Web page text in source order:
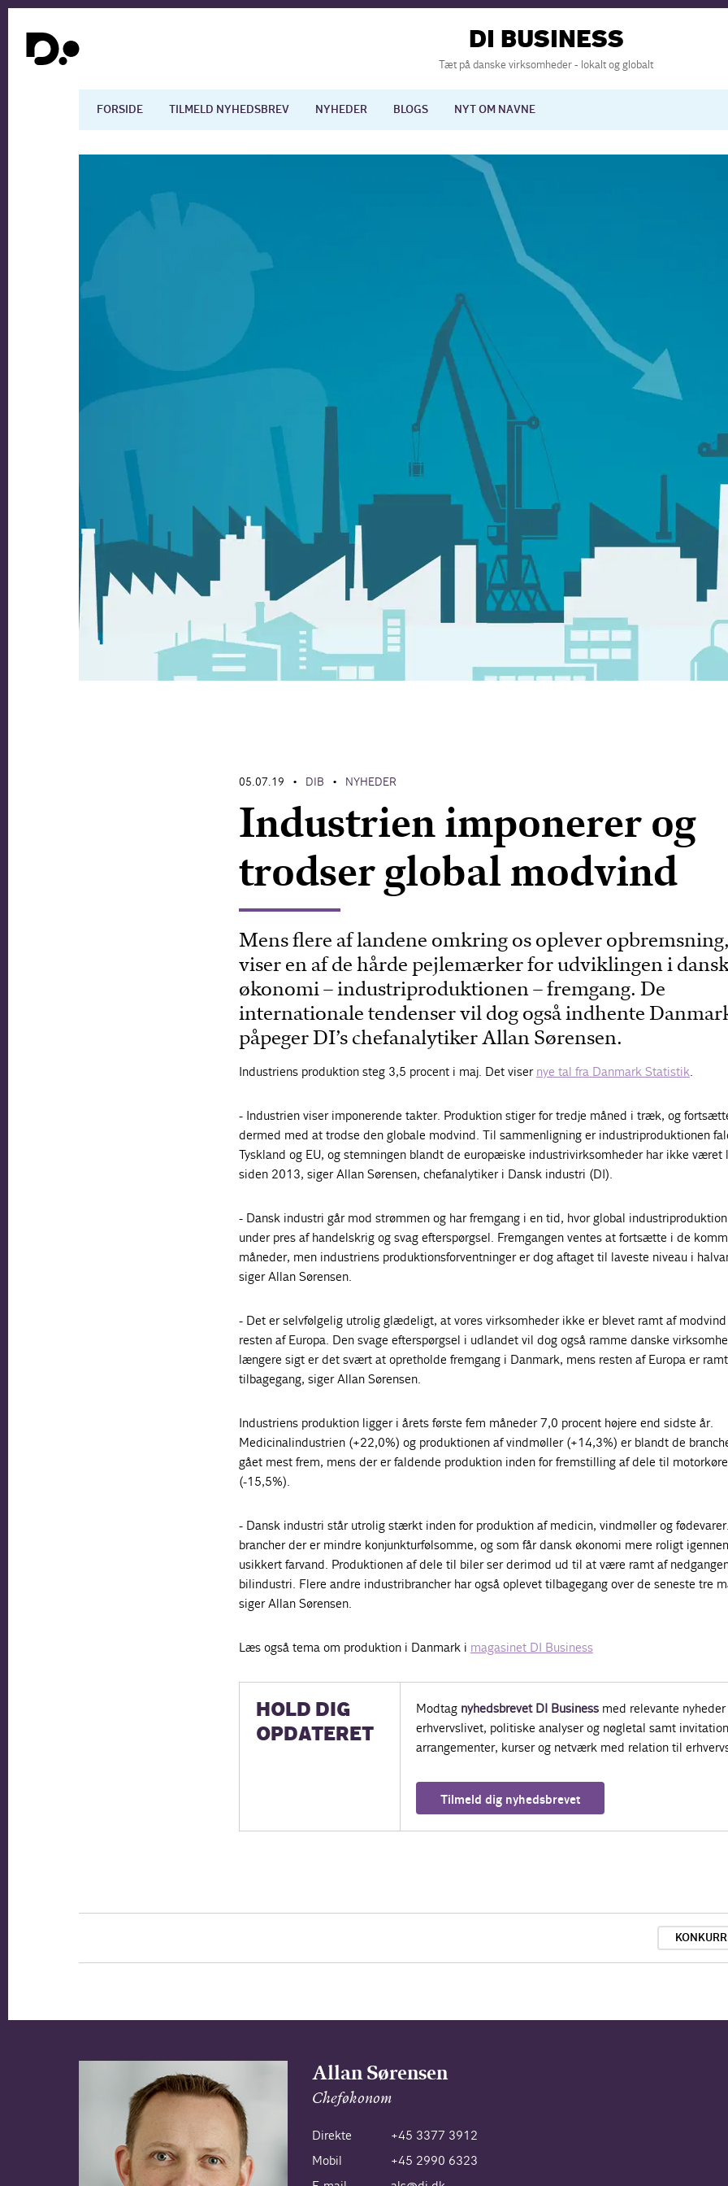
DI BUSINESS
Tæt på danske virksomheder - lokalt og globalt
FORSIDE TILMELD NYHEDSBREV NYHEDER BLOGS NYT OM NAVNE
Arbejdsmarkedet
05.07.19 • DIB • NYHEDER
Industrien imponerer og
trodser global modvind
Mens flere af landene omkring os oplever opbremsning,
viser en af de hårde pejlemærker for udviklingen i
økonomi – industriproduktionen – fremgang. De
internationale tendenser vil dog også indhente
påpeger DI’s chefanalytiker Allan Sørensen.
Industriens produktion steg 3,5 procent i maj. Det viser nye tal fra Danmark Statistik.
- Industrien viser imponerende takter. Produktion stiger for tredje måned i træk, og
dermed med at trodse den globale modvind. Til sammenligning er industriproduktionen
Tyskland og EU, og stemningen blandt de europæiske industrivirksomheder har ikke været
siden 2013, siger Allan Sørensen, chefanalytiker i Dansk industri (DI).
- Dansk industri går mod strømmen og har fremgang i en tid, hvor global
under pres af handelskrig og svag efterspørgsel. Fremgangen ventes at fortsætte i de
måneder, men industriens produktionsforventninger er dog aftaget til laveste niveau i
siger Allan Sørensen.
- Det er selvfølgelig utrolig glædeligt, at vores virksomheder ikke er blevet ramt af
resten af Europa. Den svage efterspørgsel i udlandet vil dog også ramme danske
længere sigt er det svært at opretholde fremgang i Danmark, mens resten af Europa er
tilbagegang, siger Allan Sørensen.
Industriens produktion ligger i årets første fem måneder 7,0 procent højere end sidste år.
Medicinalindustrien (+22,0%) og produktionen af vindmøller (+14,3%) er blandt de
gået mest frem, mens der er faldende produktion inden for fremstilling af dele til
(-15,5%).
- Dansk industri står utrolig stærkt inden for produktion af medicin, vindmøller og
brancher der er mindre konjunkturfølsomme, og som får dansk økonomi mere roligt
usikkert farvand. Produktionen af dele til biler ser derimod ud til at være ramt af
bilindustri. Flere andre industribrancher har også oplevet tilbagegang over de seneste tre
siger Allan Sørensen.
Læs også tema om produktion i Danmark i magasinet DI Business
HOLD DIG
OPDATERET
Modtag nyhedsbrevet DI Businessmed relevante nyheder
erhvervslivet, politiske analyser og nøgletal samt
arrangementer, kurser og netværk med relation til
Tilmeld dig nyhedsbrevet
Allan Sørensen
Cheføkonom
Direkte
+45 3377 3912
Mobil
+45 2990 6323